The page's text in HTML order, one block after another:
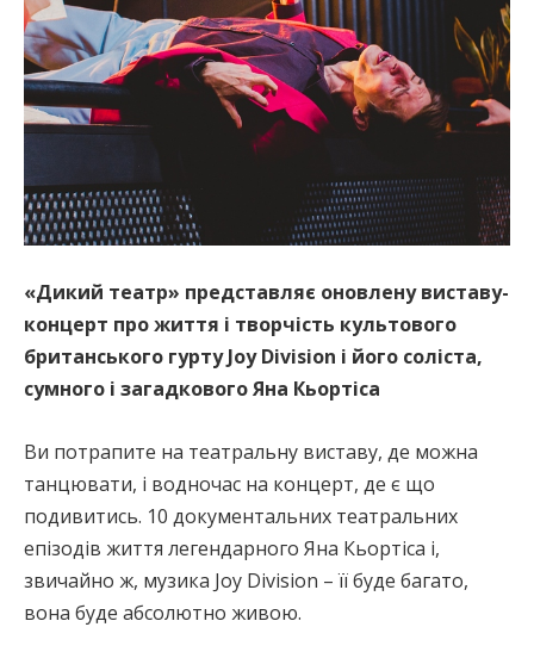
«Дикий театр» представляє оновлену виставу-
концерт про життя і творчість культового
британського гурту Joy Division і його соліста,
сумного і загадкового Яна Кьортіса
Ви потрапите на театральну виставу, де можна
танцювати, і водночас на концерт, де є що
подивитись. 10 документальних театральних
епізодів життя легендарного Яна Кьортіса і,
звичайно ж, музика Joy Division – її буде багато,
вона буде абсолютно живою.